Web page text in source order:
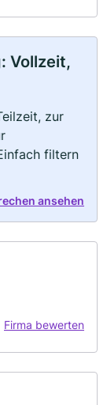
Vollzeit,
zur
filtern
ansehen
Firma bewerten